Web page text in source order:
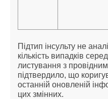
Підтип інсульту не
кількість випадків
листування з
підтвердило, що
останній оновленій
цих змінних.